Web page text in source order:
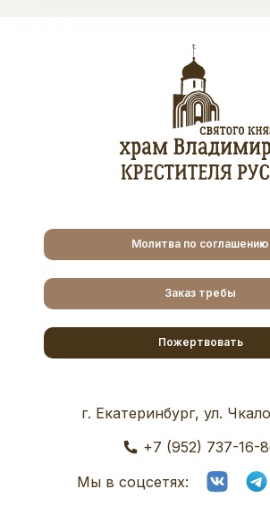
Молитва по соглашению
Заказ требы
Пожертвовать
г. Екатеринбург, ул.
+7 (952) 737-16-
Мы в соцсетях: